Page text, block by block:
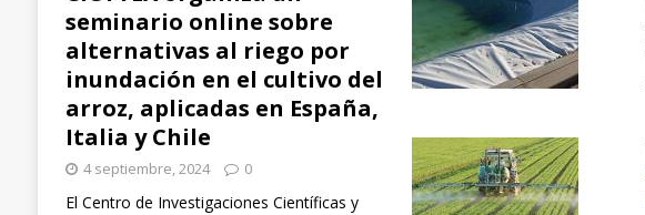
seminario online sobre
alternativas al riego por
inundación en el cultivo del
arroz, aplicadas en España,
Italia y Chile
4 septiembre, 2024 0
El Centro de Investigaciones Científicas y